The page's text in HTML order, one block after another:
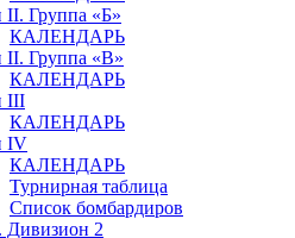
II. Группа «Б»
КАЛЕНДАРЬ
II. Группа «В»
КАЛЕНДАРЬ
III
КАЛЕНДАРЬ
IV
КАЛЕНДАРЬ
Турнирная таблица
Список бомбардиров
2